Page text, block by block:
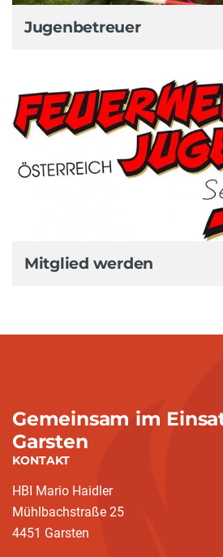
Jugenbetreuer
Mitglied werden
Gemeinsam im
Garsten
KONTAKT
HBI Mario Haidler
Mühlbachstraße 25
4451 Garsten